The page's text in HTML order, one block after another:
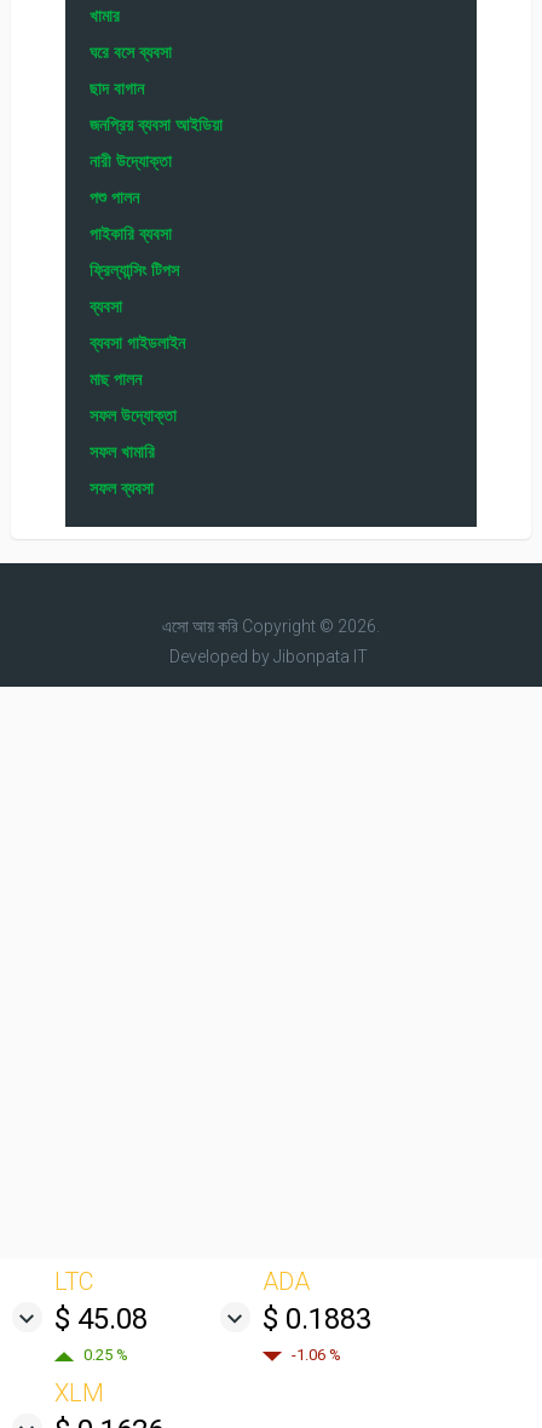
খামার
ঘরে বসে ব্যবসা
ছাদ বাগান
জনপ্রিয় ব্যবসা আইডিয়া
নারী উদ্যোক্তা
পশু পালন
পাইকারি ব্যবসা
ফ্রিল্যান্সিং টিপস
ব্যবসা
ব্যবসা গাইডলাইন
মাছ পালন
সফল উদ্যোক্তা
সফল খামারি
সফল ব্যবসা
এসো আয় করিCopyright © 2026.
Developed byJibonpata IT
LTC
$ 45.08
0.25 %
ADA
$ 0.1883
-1.06 %
XLM